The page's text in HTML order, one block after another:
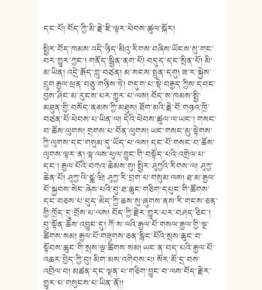
དང་པོ། བོད་ཀྱི་མི་རྗེ་ཇི་ལྟར་ཕེབས་ཚུལ་སྐོར།
སྤྱིར་བོད་ཁམས་འདི་ཉིད་མིའུ་རིགས་བཞིས་ཡོངས་སུ་གང་
བར་གྱུར་ཀྱང་། གནོད་སྦྱིན་ནག་པོ། བདུད་དང་སྲིན་པོ། མི་
མ་ཡིན། འདྲེ་རྒོད་ཀླུ་བཙན། མ་སངས་སྤུན་དགུ། ཟ་ར་སྐྱེས་
དྲུག རྒྱལ་ཕྲན་བཅུ་གཉིས་ཏེ། གདུག་པ་སྡེ་བརྒྱད་ཀྱིས་དབང་
བྱས་ཤིང་མ་རུངས་པར་གྱུར་པ་ལས། བོད་ས་ཁམས་སྤྱི་
མཐུན་གྱི་བསོད་ནམས་ཀྱི་མཐུས། ཐོག་མའི་རྗེ་བོ་གཉའ་ཁྲི་
བཙན་པོ་ཕེབས་པ་ཡིན་ལ། དེའི་ཕེབས་ཚུལ་ལ་ཡང་། གསང་
བ་ཆོས་ལུགས། གྲགས་པ་བོན་ལུགས། ཡང་གསང་མུ་སྟེགས་
ཀྱི་ལུགས་དང་གསུམ་དུ་ཡོད་པ་ལས། དང་པོ་གསང་བ་ཆོས་
ལུགས་ལྟར་ན། ལྷ་ལས་ཕུལ་བྱུང་གི་བསྟོད་པའི་འགྲེལ་པ་
དང་། རྒྱལ་པོའི་བཀའ་ཆེམས་སུ། སྤྱིར་ཤཱཀྱའི་རིགས་ལ། ཤཱཀྱ་
ཆེན་པོ། ཤཱཀྱ་ལི་ཙྪ་ཝི། ཤཱཀྱ་རི་བྲག་པ་གསུམ་ལས། ཐ་མ་རྒྱལ་
པོ་སྐྱབས་སེང་ཞེས་པའི་བུ་ཐ་ཆུང་གཅིག་དཔུང་གི་ཚོགས་
དང་བཅས་པ་བུད་མེད་ཀྱི་ཆས་སུ་ཞུགས་ནས་རི་གངས་ཅན་
གྱི་ཁྲོད་དུ་བྲོས་པ་ལས། བོད་ཀྱི་རྗེར་གྱུར་པར་བཤད་ཅིང་།
བུ་སྟོན་ཆོས་འབྱུང་དུ། ཀོ་ས་ལའི་རྒྱལ་པོ་གསལ་རྒྱལ་གྱི་ལྔ་
ཚིགས་སམ། རྒྱལ་པོ་གཟུགས་ཅན་སྙིང་པོའི་སྲས་ཆུང་བ་
སྟོབས་ཆུང་གི་སྲས་ལྔ་ཚིགས་སམ། ཡང་ན་བད་པའི་རྒྱལ་པོ་
འཆར་བྱེད་ཀྱི་བུ། མིག་མས་འགེབས་པ། སོར་མོ་དྲ་བས་
འབྲེལ་བ། མཚན་དང་ལྡན་པ་གཅིག་བྱུང་བ་ལས་བོད་རྗེར་
གྱུར་པ་གསུངས་པ་ཡིན་ནོ།།